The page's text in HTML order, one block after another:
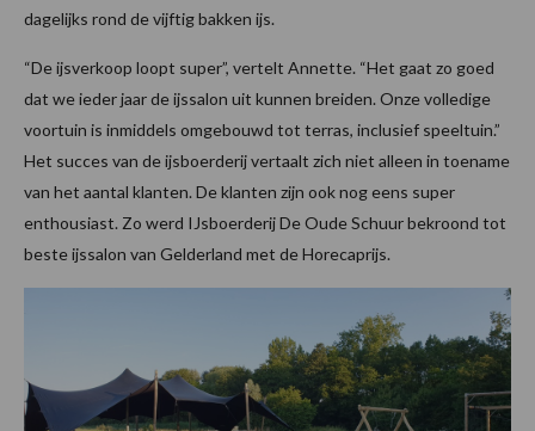
dagelijks rond de vijftig bakken ijs.
“De ijsverkoop loopt super”, vertelt Annette. “Het gaat zo goed
dat we ieder jaar de ijssalon uit kunnen breiden. Onze volledige
voortuin is inmiddels omgebouwd tot terras, inclusief speeltuin.”
Het succes van de ijsboerderij vertaalt zich niet alleen in toename
van het aantal klanten. De klanten zijn ook nog eens super
enthousiast. Zo werd IJsboerderij De Oude Schuur bekroond tot
beste ijssalon van Gelderland met de Horecaprijs.